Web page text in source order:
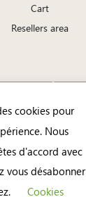
Cart
Resellers area
cookies pour
Nous
d'accord avec
vous désabonner
Cookies